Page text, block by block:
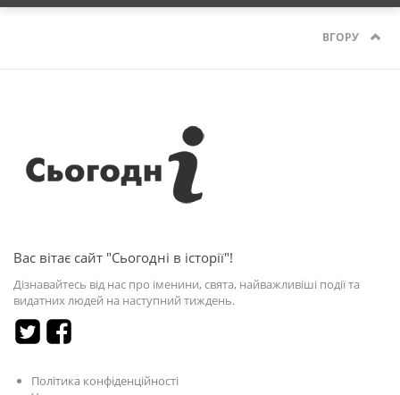
ВГОРУ
Вас вітає сайт "Сьогодні в історії"!
Дізнавайтесь від нас про іменини, свята, найважливіші події та
видатних людей на наступний тиждень.
Політика конфіденційності